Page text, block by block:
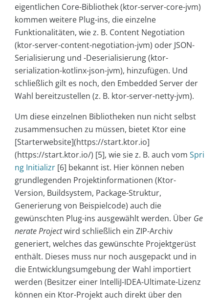
eigentlichen Core-Bibliothek (ktor-server-core-jvm)
kommen weitere Plug-ins, die einzelne
Funktionalitäten, wie z. B. Content Negotiation
(ktor-server-content-negotiation-jvm) oder JSON-
Serialisierung und -Deserialisierung (ktor-
serialization-kotlinx-json-jvm), hinzufügen. Und
schließlich gilt es noch, den Embedded Server der
Wahl bereitzustellen (z. B. ktor-server-netty-jvm).
Um diese einzelnen Bibliotheken nun nicht selbst
zusammensuchen zu müssen, bietet Ktor eine
[Starterwebsite](https://start.ktor.io]
(https://start.ktor.io/) [5], wie sie z. B. auch vom Spri
ng Initializr [6] bekannt ist. Hier können neben
grundlegenden Projektinformationen (Ktor-
Version, Buildsystem, Package-Struktur,
Generierung von Beispielcode) auch die
gewünschten Plug-ins ausgewählt werden. Über Ge
nerate Projectwird schließlich ein ZIP-Archiv
generiert, welches das gewünschte Projektgerüst
enthält. Dieses muss nur noch ausgepackt und in
die Entwicklungsumgebung der Wahl importiert
werden (Besitzer einer IntelliJ-IDEA-Ultimate-Lizenz
können ein Ktor-Projekt auch direkt über den